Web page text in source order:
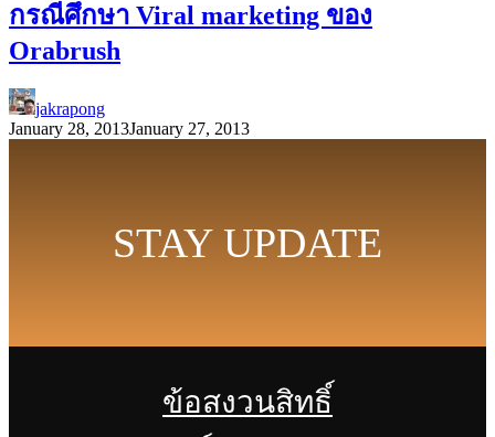
กรณีศึกษา Viral marketing ของ
Orabrush
jakrapong
January 28, 2013January 27, 2013
STAY UPDATE
ข้อสงวนสิทธิ์